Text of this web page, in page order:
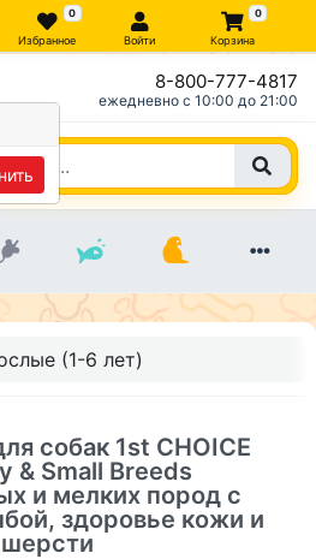
0
Избранное Войти
0
Корзина
8-800-777-4817
ежедневно c 10:00 до 21:00
(1-6 лет)
собак 1st CHOICE
& Small Breeds
и мелких пород с
здоровье кожи и
шерсти
×